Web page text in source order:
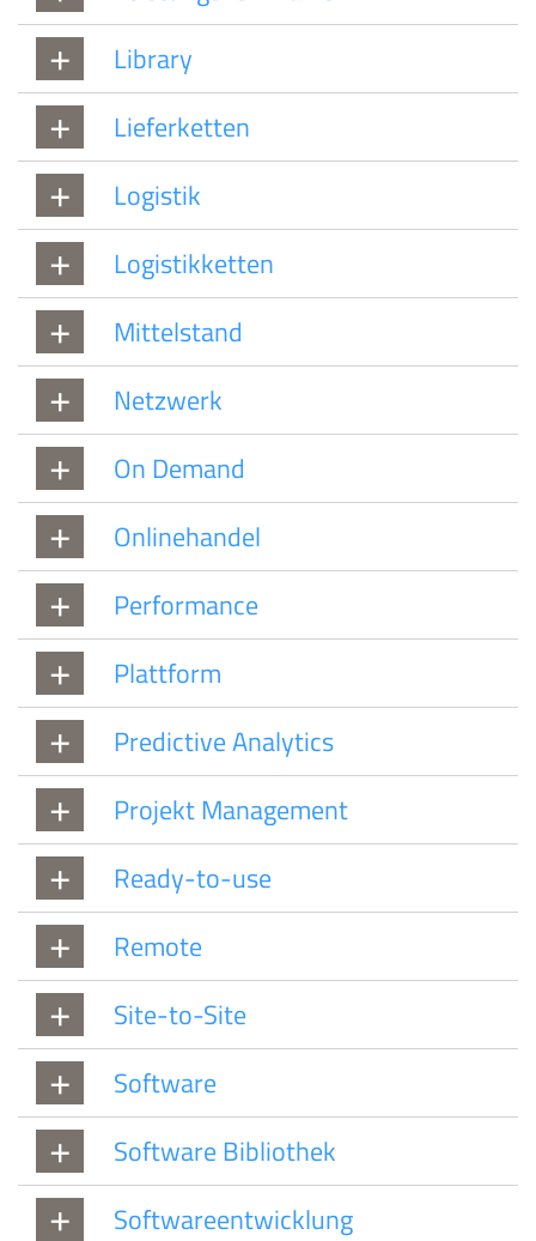
Library
Lieferketten
Logistik
Logistikketten
Mittelstand
Netzwerk
On Demand
Onlinehandel
Performance
Plattform
Predictive Analytics
Projekt Management
Ready-to-use
Remote
Site-to-Site
Software
Software Bibliothek
Softwareentwicklung